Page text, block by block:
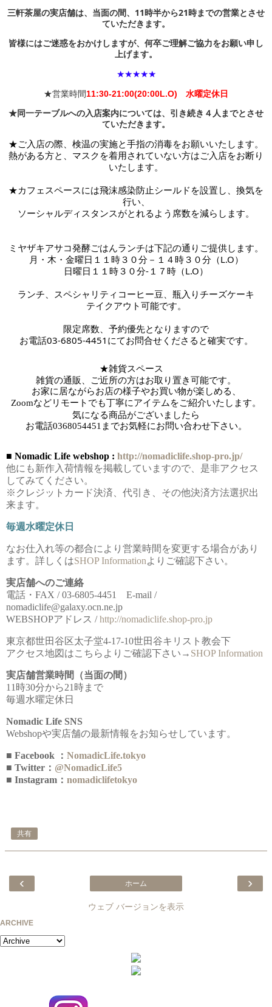
三軒茶屋の実店舗は、当面の間、11時半から21時までの営業とさせ
ていただきます。
皆様にはご迷惑をおかけしますが、何卒ご理解ご協力をお願い申し
上げます。
★★★★★
★営業時間11:30-21:00(20:00L.O) 水曜定休日
★同一テーブルへの入店案内については、引き続き４人までとさせ
ていただきます。
★ご入店の際、検温の実施と手指の消毒をお願いいたします。
熱がある方と、マスクを着用されていない方はご入店をお断り
いたします。
★カフェスペースには飛沫感染防止シールドを設置し、換気を
行い、
ソーシャルディスタンスがとれるよう席数を減らします。
ミヤザキアサコ発酵ごはんランチは下記の通りご提供します。
月・木・金曜日１１時３０分－１４時３０分（L.O）
日曜日１１時３０分-１７時 （L.O）
ランチ、スペシャリティコーヒー豆、瓶入りチーズケーキ
テイクアウト可能です。
限定席数、予約優先となりますので
お電話03-6805-4451にてお問合せくださると確実です。
★雑貨スペース
雑貨の通販、ご近所の方はお取り置き可能です。
お家に居ながらお店の様子やお買い物が楽しめる、
Zoomなどリモートでも丁寧にアイテムをご紹介いたします。
気になる商品がございましたら
お電話0368054451までお気軽にお問い合わせ下さい。
■ Nomadic Life webshop : http://nomadiclife.shop-pro.jp/
他にも新作入荷情報を掲載していますので、是非アクセス
してみてください。
※クレジットカード決済、代引き、その他決済方法選択出
来ます。
毎週水曜定休日
なお仕入れ等の都合により営業時間を変更する場合があり
ます。詳しくはSHOP Informationよりご確認下さい。
実店舗へのご連絡
電話・FAX / 03-6805-4451 E-mail /
nomadiclife@galaxy.ocn.ne.jp
WEBSHOPアドレス /http://nomadiclife.shop-pro.jp
東京都世田谷区太子堂4-17-10世田谷キリスト教会下
アクセス地図はこちらよりご確認下さい→ SHOP Information
実店舗営業時間（当面の間）
11時30分から21時まで
毎週水曜定休日
Nomadic Life SNS
Webshopや実店舗の最新情報をお知らせしています。
■ Facebook ： NomadicLife.tokyo
■ Twitter： @NomadicLife5
■ Instagram： nomadiclifetokyo
共有
‹ ›
ホーム
ウェブ バージョンを表示
ARCHIVE